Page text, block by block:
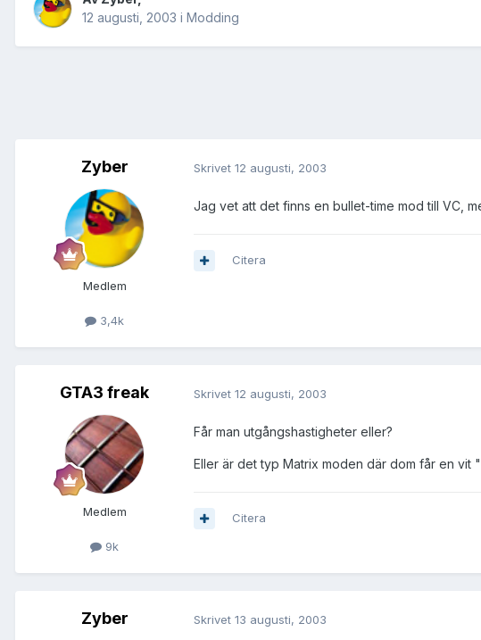
12 augusti, 2003 i Modding
Zyber
Medlem
3,4k
Skrivet 12 augusti, 2003
Jag vet att det finns en bullet-time mod till VC,
Citera
GTA3 freak
Medlem
9k
Skrivet 12 augusti, 2003
Får man utgångshastigheter eller?
Eller är det typ Matrix moden där dom får en vit
Citera
Zyber Skrivet 13 augusti, 2003